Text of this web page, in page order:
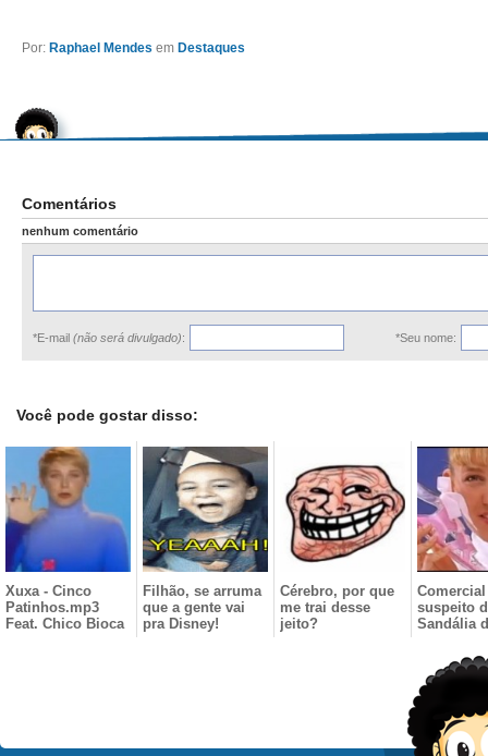
Por: Raphael Mendes em Destaques
Comentários
nenhum comentário
*E-mail (não será divulgado): *Seu nome:
Você pode gostar disso:
Xuxa - Cinco
Patinhos.mp3
Feat. Chico Bioca
Filhão, se arruma
que a gente vai
pra Disney!
Cérebro, por que
me trai desse
jeito?
Comercial
suspeito
Sandália